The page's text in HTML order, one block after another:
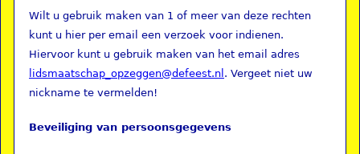
Wilt u gebruik maken van 1 of meer van deze rechten
kunt u hier per email een verzoek voor indienen.
Hiervoor kunt u gebruik maken van het email adres
lidsmaatschap_opzeggen@defeest.nl . Vergeet niet uw
nickname te vermelden!
Beveiliging van persoonsgegevens